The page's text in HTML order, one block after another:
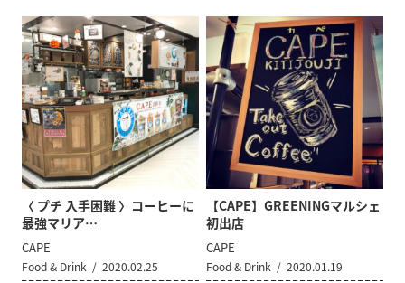
〈 プチ 入手困難 〉コーヒーに
最強マリア…
CAPE
Food & Drink 2020.02.25
【CAPE】GREENINGマルシェ
初出店
CAPE
Food & Drink 2020.01.19